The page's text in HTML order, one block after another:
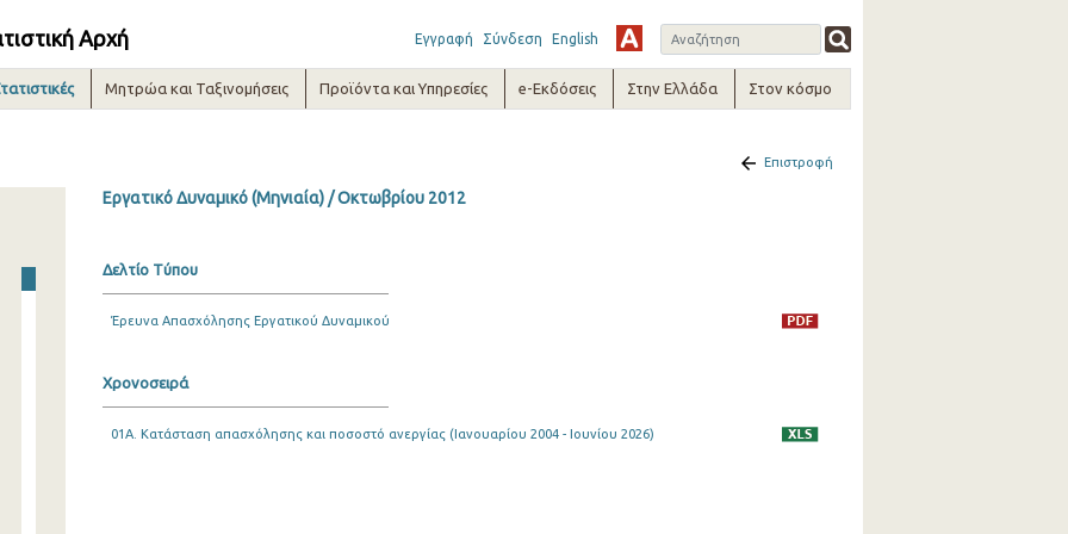
Αρχή Εγγραφή Σύνδεση English
Μητρώα και Ταξινομήσεις Προϊόντα και Υπηρεσίες e-Εκδόσεις Στην Ελλάδα Στον κόσμο
Επιστροφή
Εργατικό Δυναμικό (Μηνιαία) / Οκτωβρίου 2012
Δελτίο Τύπου
Έρευνα Απασχόλησης Εργατικού Δυναμικού
Χρονοσειρά
01A. Κατάσταση απασχόλησης και ποσοστό ανεργίας (Ιανουαρίου 2004 - Ιουνίου 2026)